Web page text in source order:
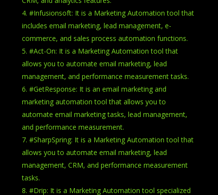
#Infusionsoft: It is a Marketing Automation tool that
includes email marketing, lead management, e-
commerce, and sales process automation functions.
#Act-On: It is a Marketing Automation tool that
allows you to automate email marketing, lead
management, and performance measurement tasks.
#GetResponse: It is an email marketing and
marketing automation tool that allows you to
automate email marketing tasks, lead management,
and performance measurement.
#SharpSpring: It is a Marketing Automation tool that
allows you to automate email marketing, lead
management, CRM, and performance measurement
tasks.
#Drip: It is a Marketing Automation tool specialized